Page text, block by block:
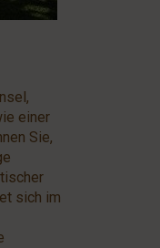
einer
Sie,
sich im